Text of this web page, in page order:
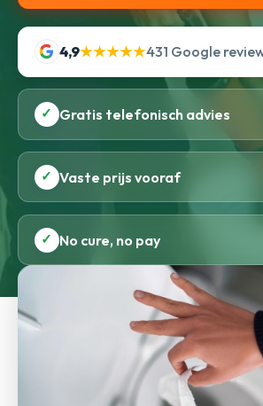
4,9★★★★★431 Google
✓ Gratis telefonisch advies
✓ Vaste prijs vooraf
✓ No cure, no pay